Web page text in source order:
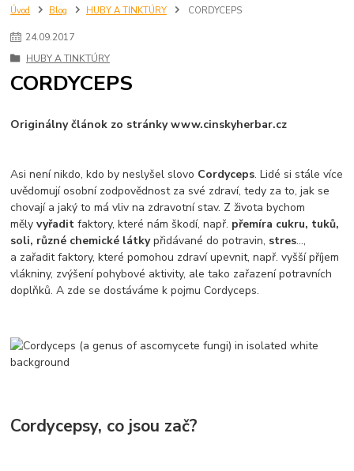
nachladnutie
liečivé japonský čaj raku matcha
pitta typ
chaga
medicinlne huby
ženy
Úvod Blog HUBY A TINKTÚRY CORDYCEPS
24.09.2017
HUBY A TINKTÚRY
CORDYCEPS
Originálny článok zo stránky www.cinskyherbar.cz
Asi není nikdo, kdo by neslyšel slovo Cordyceps. Lidé si stále více
uvědomují osobní zodpovědnost za své zdraví, tedy za to, jak se
chovají a jaký to má vliv na zdravotní stav. Z života bychom
mělyvyřadit faktory, které nám škodí, např. přemíra cukru, tuků,
soli, různé chemické látkypřidávané do potravin, stres…,
a zařadit faktory, které pomohou zdraví upevnit, např. vyšší příjem
vlákniny, zvýšení pohybové aktivity, ale tako zařazení potravních
doplňků. A zde se dostáváme k pojmu Cordyceps.
Cordycepsy, co jsou zač?